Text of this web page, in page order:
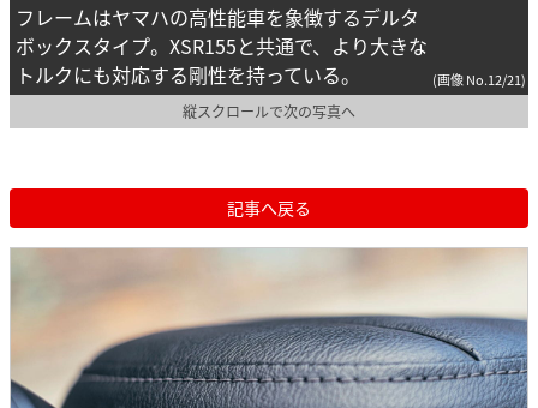
フレームはヤマハの高性能車を象徴するデルタ
ボックスタイプ。XSR155と共通で、より大きな
トルクにも対応する剛性を持っている。
(画像 No.12/21)
縦スクロールで次の写真へ
記事へ戻る